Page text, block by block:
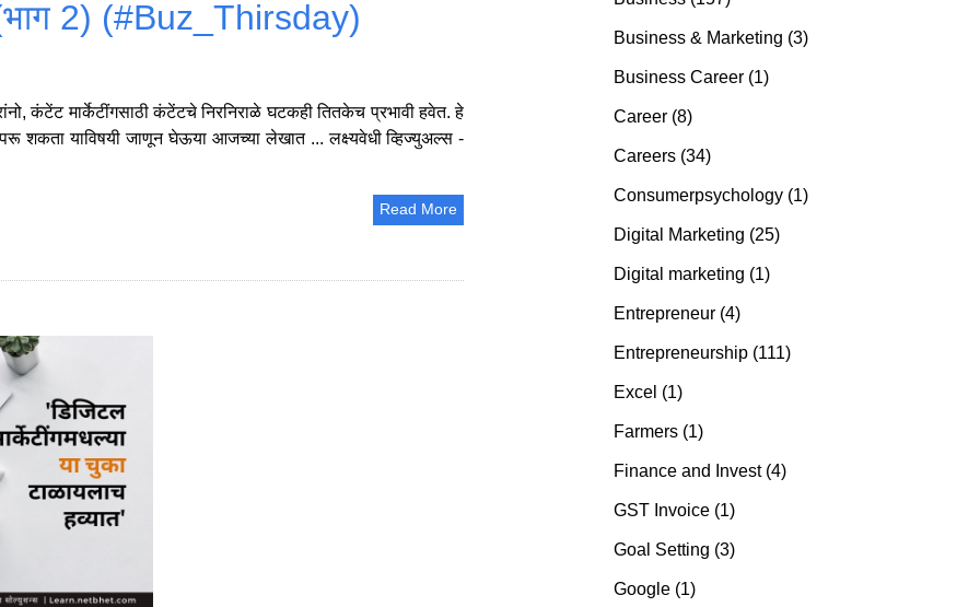
(भाग 2) (#Buz_Thirsday)
कंटेंट मार्केटींगसाठी कंटेंटचे निरनिराळे घटकही तितकेच प्रभावी हवेत. हे
शकता याविषयी जाणून घेऊया आजच्या लेखात ... लक्ष्यवेधी व्हिज्युअल्स -
Read More
Business & Marketing (3)
Business Career (1)
Career (8)
Careers (34)
Consumerpsychology (1)
Digital Marketing (25)
Digital marketing (1)
Entrepreneur (4)
Entrepreneurship (111)
Excel (1)
Farmers (1)
Finance and Invest (4)
GST Invoice (1)
Goal Setting (3)
Google (1)